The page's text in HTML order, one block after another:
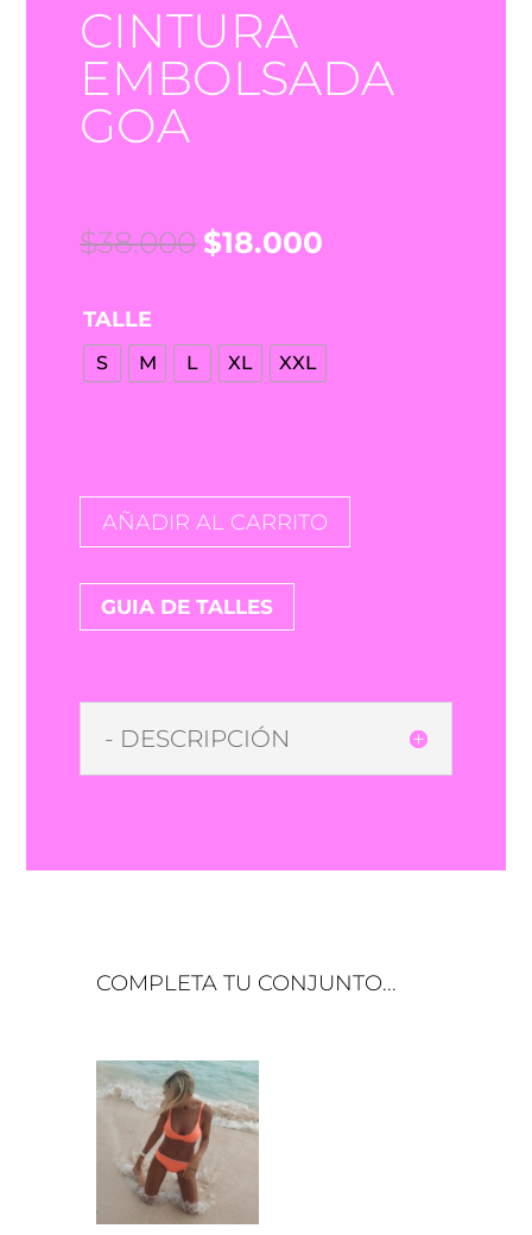
CINTURA
EMBOLSADA
GOA
$38.000 El
$38.000.
$18.000
TALLE
S M L XL XXL
AÑADIR AL CARRITO
GUIA DE TALLES
- DESCRIPCIÓN